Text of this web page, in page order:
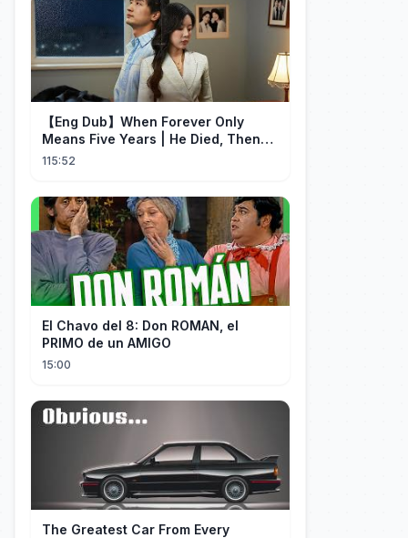
【Eng Dub】When Forever Only
Means Five Years | He Died, Then
Returned for Payback | Cdrama
115:52
El Chavo del 8: Don ROMAN, el
PRIMO de un AMIGO
15:00
The Greatest Car From Every